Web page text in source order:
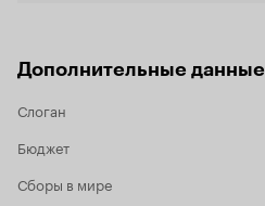
Дополнительные данные
Слоган
Бюджет
Сборы в мире